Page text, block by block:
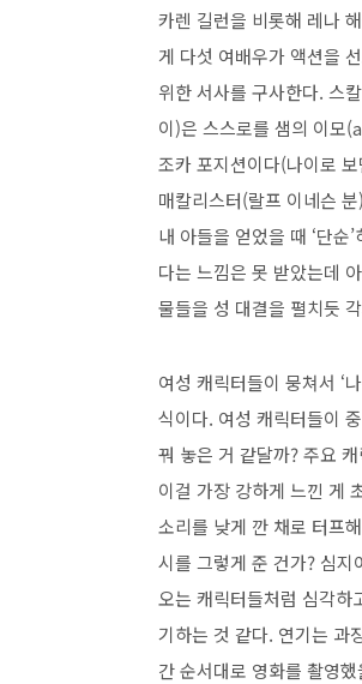
카렌 길런을 비롯해 레나
게 다섯 여배우가 액션을
위한 서사를 구사한다. 스
이)은 스스로를 샘의 이모
조카 포지션이다(나이로
매칼리스터(랄프 이네슨
내 아들을 얻었을 때 ‘단
다는 느낌은 못 받았는데
물들을 성 대결을 펼치듯
여성 캐릭터들이 뭉쳐서 ‘
식이다. 여성 캐릭터들이
꿔 놓은 거 같달까? 주요
이걸 가장 강하게 느낀 게
소리를 낮게 깐 채로 터프
시를 그렇게 준 건가? 심
오는 캐릭터들처럼 심각하
기하는 것 같다. 연기는 과
간 순서대로 영화를 촬영